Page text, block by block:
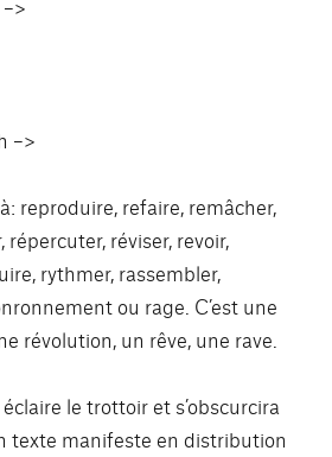
–>
reproduire, refaire, remâcher,
répercuter, réviser, revoir,
rythmer, rassembler,
ou rage. C’est une
révolution, un rêve, une rave.
le trottoir et s’obscurcira
texte manifeste en distribution